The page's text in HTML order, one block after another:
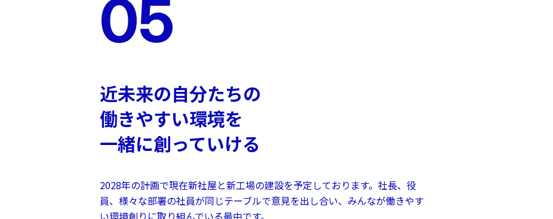
05
近未来の自分たちの
働きやすい環境を
一緒に創っていける
2028年の計画で現在新社屋と新工場の建設を予定しております。社長、役
員、様々な部署の社員が同じテーブルで意見を出し合い、みんなが働きやす
い環境創りに取り組んでいる最中です。